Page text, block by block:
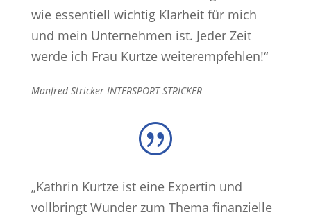
wie essentiell wichtig Klarheit für mich
und mein Unternehmen ist. Jeder Zeit
werde ich Frau Kurtze weiterempfehlen!“
Manfred Stricker INTERSPORT STRICKER
|
„Kathrin Kurtze ist eine Expertin und
vollbringt Wunder zum Thema finanzielle